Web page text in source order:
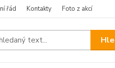
řád Kontakty Foto z akcí